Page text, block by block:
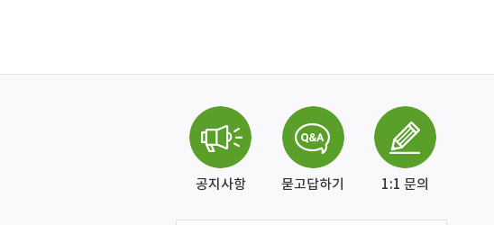
공지사항 묻고답하기 1:1 문의